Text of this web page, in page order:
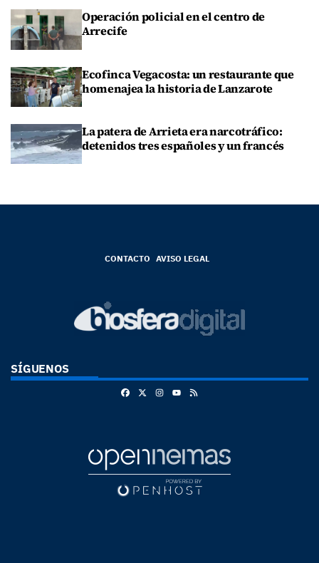
Operación policial en el centro de
Arrecife
Ecofinca Vegacosta: un restaurante que
homenajea la historia de Lanzarote
La patera de Arrieta era narcotráfico:
detenidos tres españoles y un francés
CONTACTO AVISO LEGAL
SÍGUENOS
FacebookInstagram